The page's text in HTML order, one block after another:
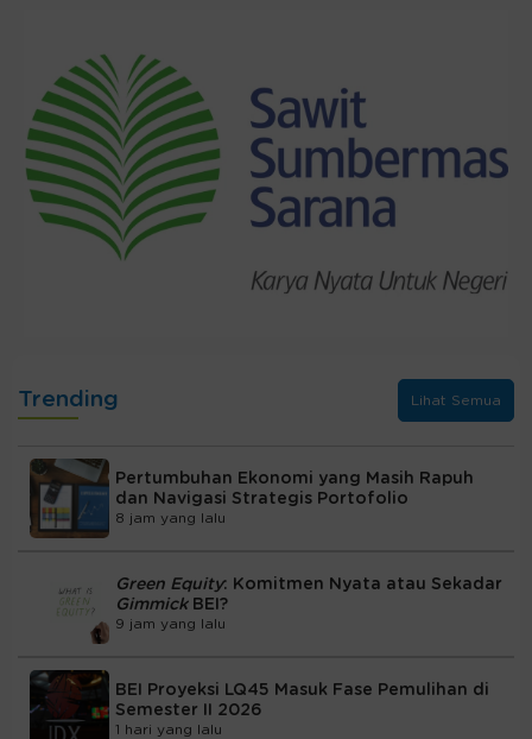
Trending Lihat Semua
Pertumbuhan Ekonomi yang Masih Rapuh
dan Navigasi Strategis Portofolio
8 jam yang lalu
Green Equity: Komitmen Nyata atau Sekadar
Gimmick BEI?
9 jam yang lalu
BEI Proyeksi LQ45 Masuk Fase Pemulihan di
Semester II 2026
1 hari yang lalu